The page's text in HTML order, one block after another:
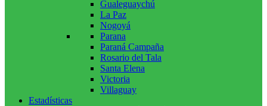
Gualeguaychú
La Paz
Nogoyá
Parana
Paraná Campaña
Rosario del Tala
Santa Elena
Victoria
Villaguay
Estadísticas